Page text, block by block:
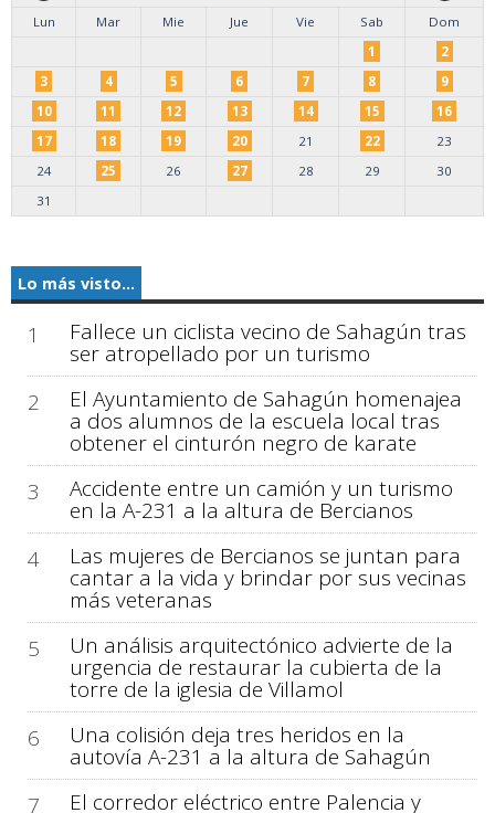
Lun
Mar Mie Jue Vie Sab
Dom
1
2
3
4 5 6 7 8
9
10
11 12 13 14 15
16
17
18 19 20 21 22
23
24
25 26 27 28 29
30
31
Lo más visto...
1 Fallece un ciclista vecino de Sahagún tras
ser atropellado por un turismo
2
El Ayuntamiento de Sahagún homenajea
a dos alumnos de la escuela local tras
obtener el cinturón negro de karate
3
Accidente entre un camión y un turismo
en la A-231 a la altura de Bercianos
4
Las mujeres de Bercianos se juntan para
cantar a la vida y brindar por sus vecinas
más veteranas
5
Un análisis arquitectónico advierte de la
urgencia de restaurar la cubierta de la
torre de la iglesia de Villamol
6
Una colisión deja tres heridos en la
autovía A-231 a la altura de Sahagún
7
El corredor eléctrico entre Palencia y